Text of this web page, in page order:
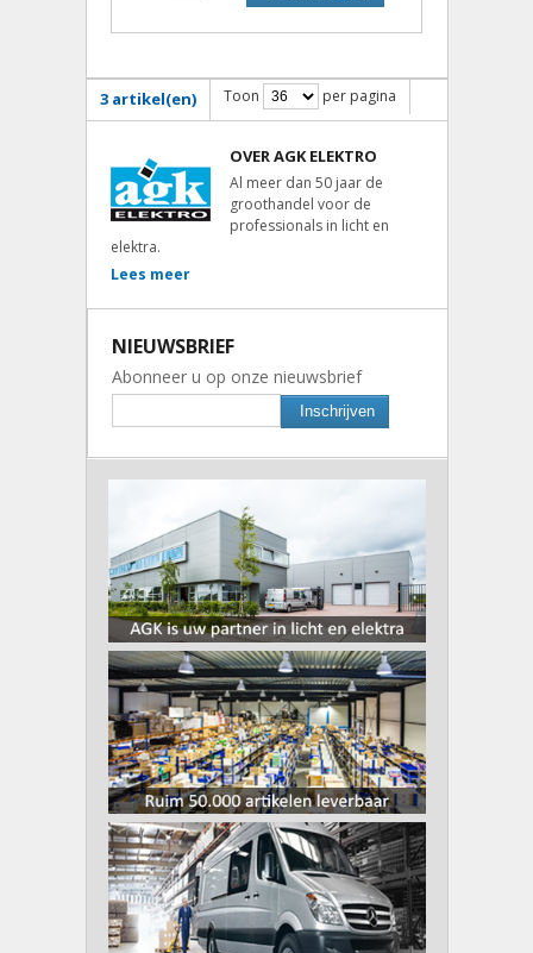
3 artikel(en) Toon per pagina
OVER AGK ELEKTRO
Al meer dan 50 jaar de
groothandel voor de
professionals in licht en
elektra.
Lees meer
NIEUWSBRIEF
Abonneer u op onze nieuwsbrief
Inschrijven